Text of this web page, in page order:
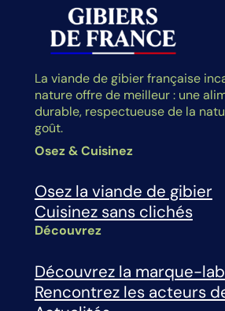
La viande de gibier française
nature offre de meilleur : une
durable, respectueuse de la
goût.
Osez & Cuisinez
Osez la viande de gibier
Cuisinez sans clichés
Découvrez
Découvrez la marque-
Rencontrez les acteurs